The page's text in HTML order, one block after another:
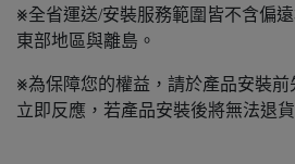
⨳全省運送/安裝服務範圍皆不含偏
東部地區與離島。
⨳為保障您的權益，請於產品安裝
立即反應，若產品安裝後將無法退貨